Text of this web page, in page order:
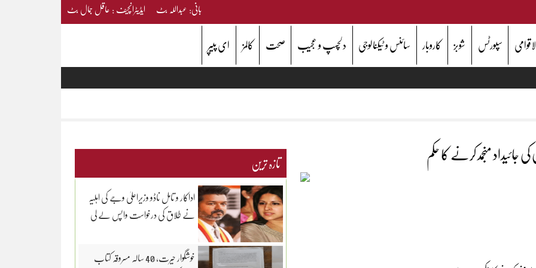
بانی: عبداللہ بٹ ایڈیٹرانچیف : عاقل جمال بٹ
سپورٹس شوبز کاروبار سائنس و ٹیکنالوجی دلچسپ و عجیب صحت کالمز ای پیپر
منجمد کرنے کا حکم تازہ ترین
اداکار و تامل ناڈو وزیراعلیٰ وجے کی اہلیہ
نے طلاق کی درخواست واپس لے لی
خوشگوار حیرت، 40 سالہ مسروقہ کتاب